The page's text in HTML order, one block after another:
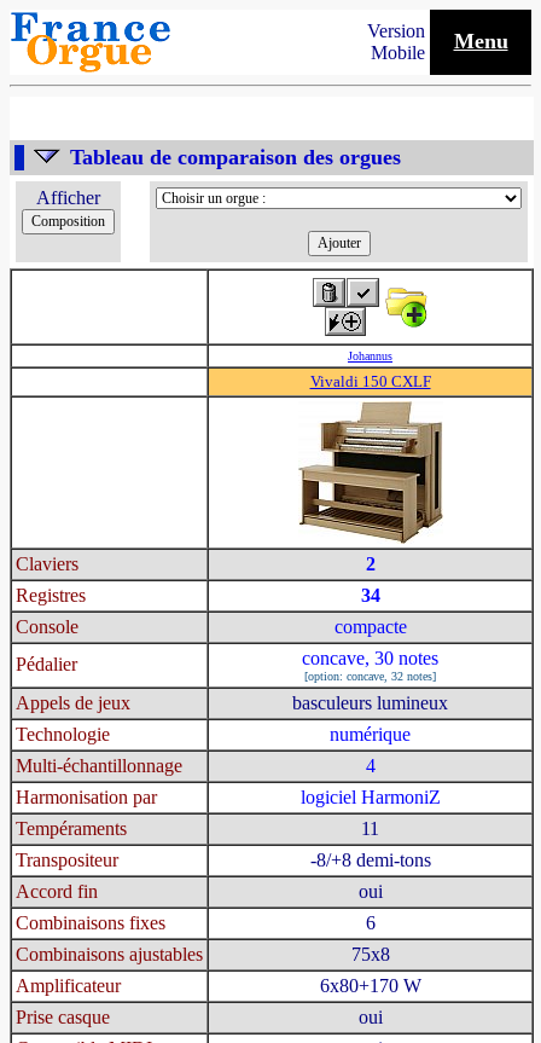
Version
Mobile
Menu
Tableau de comparaison des orgues
Afficher
Johannus
Vivaldi 150 CXLF
Claviers
2
Registres
34
Console
compacte
Pédalier
concave, 30 notes
[option: concave, 32 notes]
Appels de jeux
basculeurs lumineux
Technologie
numérique
Multi-échantillonnage
4
Harmonisation par
logiciel HarmoniZ
Tempéraments
11
Transpositeur
-8/+8 demi-tons
Accord fin
oui
Combinaisons fixes
6
Combinaisons ajustables
75x8
Amplificateur
6x80+170 W
Prise casque
oui